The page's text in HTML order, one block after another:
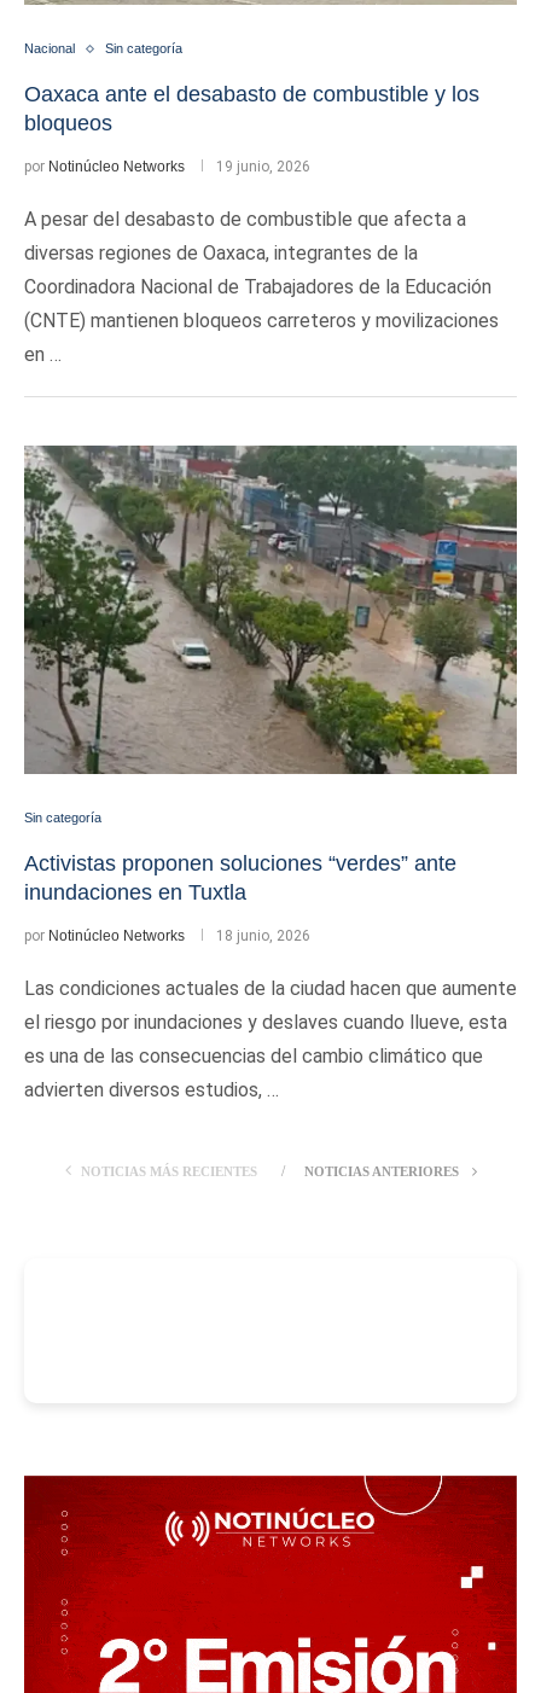
Nacional Sin categoría
Oaxaca ante el desabasto de combustible y los
bloqueos
por Notinúcleo Networks 19 junio, 2026
A pesar del desabasto de combustible que afecta a
diversas regiones de Oaxaca, integrantes de la
Coordinadora Nacional de Trabajadores de la Educación
(CNTE) mantienen bloqueos carreteros y movilizaciones
en …
Sin categoría
Activistas proponen soluciones “verdes” ante
inundaciones en Tuxtla
por Notinúcleo Networks 18 junio, 2026
Las condiciones actuales de la ciudad hacen que aumente
el riesgo por inundaciones y deslaves cuando llueve, esta
es una de las consecuencias del cambio climático que
advierten diversos estudios, …
NOTICIAS MÁS RECIENTES NOTICIAS ANTERIORES